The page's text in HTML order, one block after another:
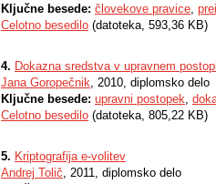
Ključne besede: človekove pravice,
Celotno besedilo (datoteka, 593,36 KB)
4. Dokazna sredstva v upravnem
Jana Goropečnik, 2010, diplomsko delo
Ključne besede: upravni postopek,
Celotno besedilo (datoteka, 805,22 KB)
5. Kriptografija e-volitev
Andrej Tolič, 2011, diplomsko delo